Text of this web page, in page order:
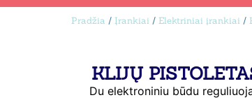
Pradžia / Įrankiai / Elektriniai įrankiai /
KLIJŲ
Du elektroniniu būdu